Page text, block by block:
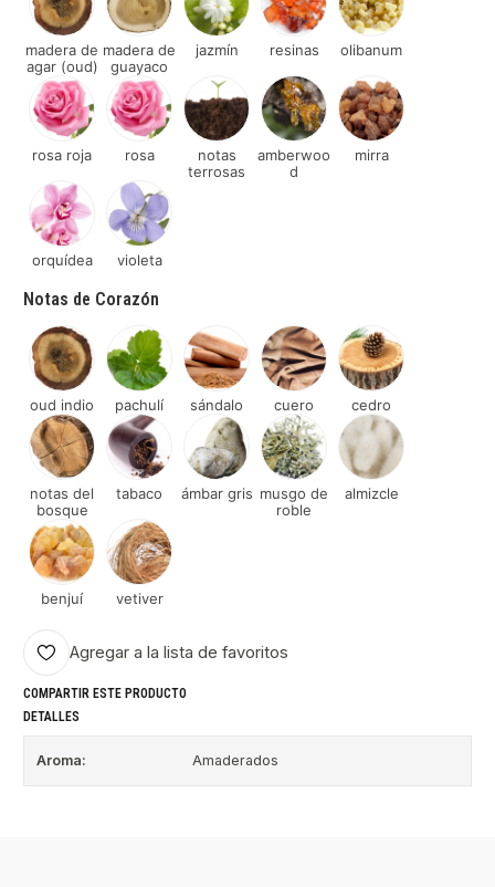
madera de
agar (oud)
madera de
guayaco
jazmín resinas olibanum
rosa roja rosa
notas
terrosas
amberwoo
d
mirra
orquídea violeta
Notas de Corazón
oud indio pachulí sándalo cuero cedro
notas del
bosque
tabaco ámbar gris musgo de
roble
almizcle
benjuí vetiver
Agregar a la lista de favoritos
COMPARTIR ESTE PRODUCTO
DETALLES
Aroma: Amaderados